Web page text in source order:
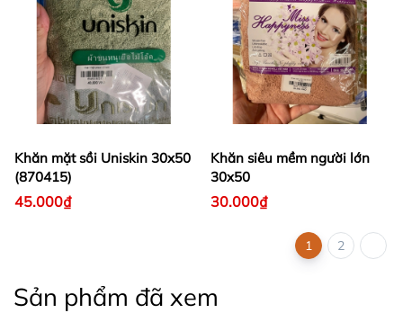
Khăn mặt sồi Uniskin 30x50
(870415)
45.000₫
Khăn siêu mềm người lớn
30x50
30.000₫
1 2
Sản phẩm đã xem